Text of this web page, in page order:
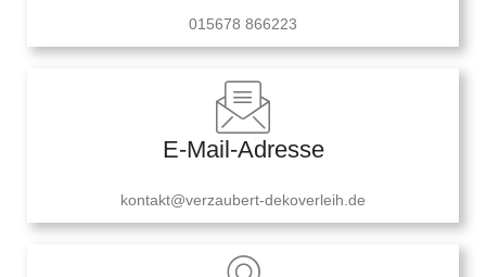
015678 866223
E-Mail-Adresse
kontakt@verzaubert-dekoverleih.de